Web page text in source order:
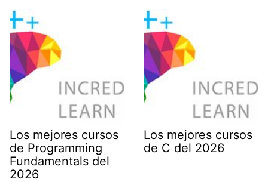
Los mejores cursos
de Programming
Fundamentals del
2026
Los mejores cursos
de C del 2026